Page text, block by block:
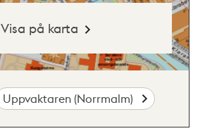
Visa på karta
Uppvaktaren (Norrmalm)